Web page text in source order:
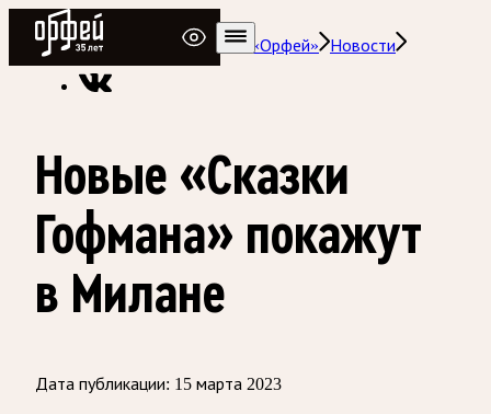
Радио Орфей
Радио классической музыки «Орфей»
Новости
Новые «Сказки
Гофмана» покажут
в Милане
Дата публикации: 15 марта 2023